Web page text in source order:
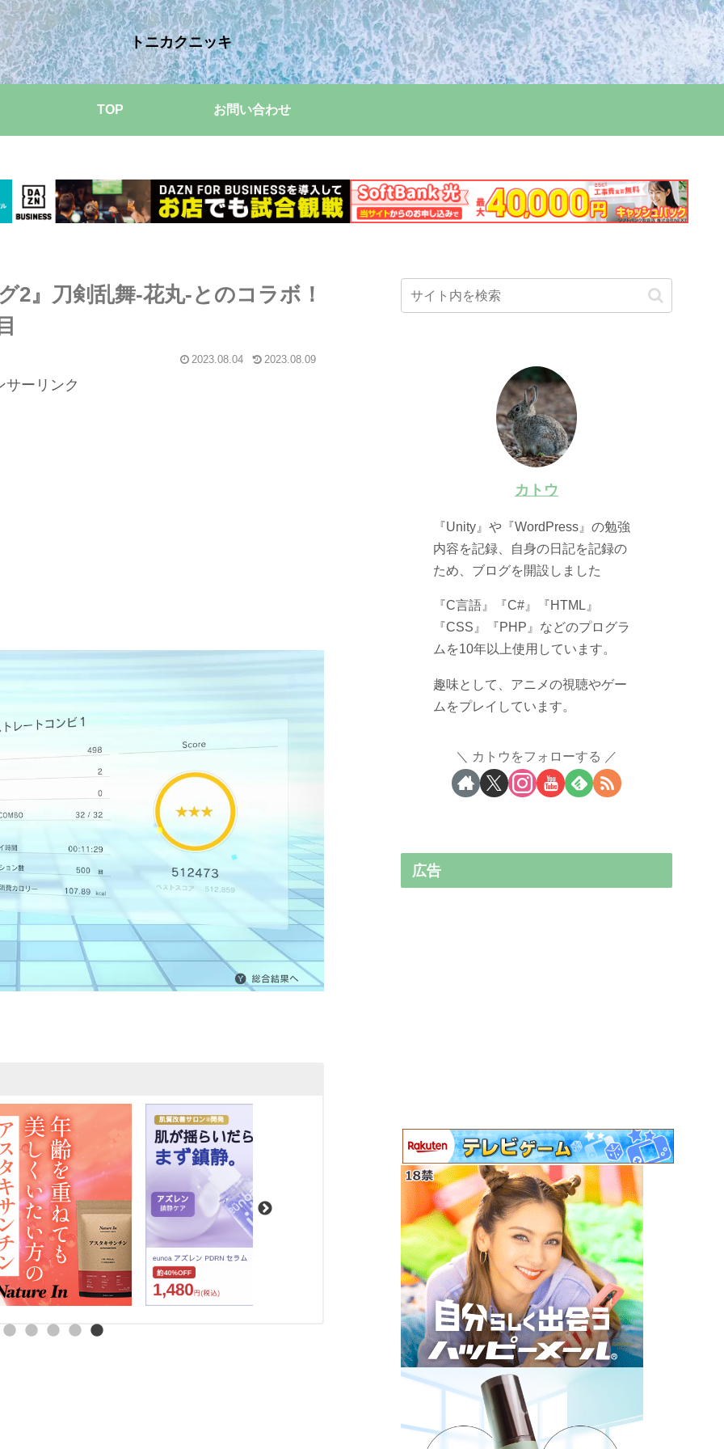
トニカクニッキ
TOP お問い合わせ
2』刀剣乱舞-花丸-とのコラボ！
2023.08.04 2023.08.09
サーリンク
カトウ
『Unity』や『WordPress』の勉強
内容を記録、自身の日記を記録の
ため、ブログを開設しました
『C言語』『C#』『HTML』
『CSS』『PHP』などのプログラ
ムを10年以上使用しています。
趣味として、アニメの視聴やゲー
ムをプレイしています。
カトウをフォローする
広告